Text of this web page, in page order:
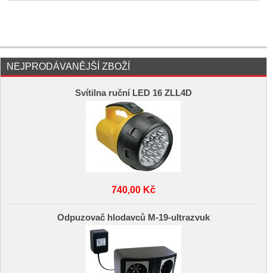
NEJPRODÁVANĚJŠÍ ZBOŽÍ
Svítilna ruční LED 16 ZLL4D
740,00 Kč
Odpuzovač hlodavců M-19-ultrazvuk